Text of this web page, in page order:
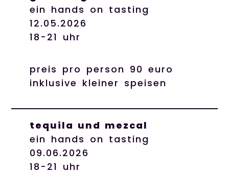
ein hands on tasting
12.05.2026
18-21 uhr
preis pro person 90 euro
inklusive kleiner speisen
tequila und mezcal
ein hands on tasting
09.06.2026
18-21 uhr